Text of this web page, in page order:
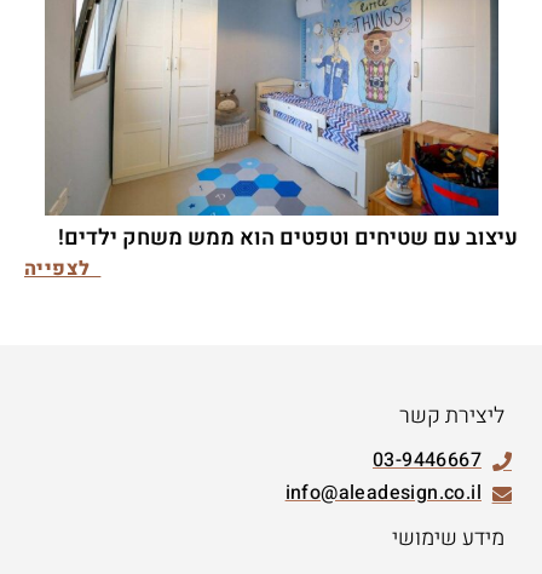
עיצוב עם שטיחים וטפטים הוא ממש משחק ילדים!
לצפייה
ליצירת קשר
03-9446667
info@aleadesign.co.il
מידע שימושי